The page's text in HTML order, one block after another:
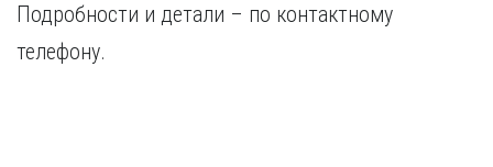
Подробности и детали – по контактному
телефону.